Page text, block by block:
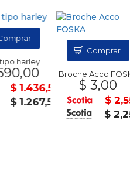
harley
$ 1.436,50
$ 1.267,50
Broche Acco FOSKA
$ 3,00
$ 2,55
$ 2,25
Comprar